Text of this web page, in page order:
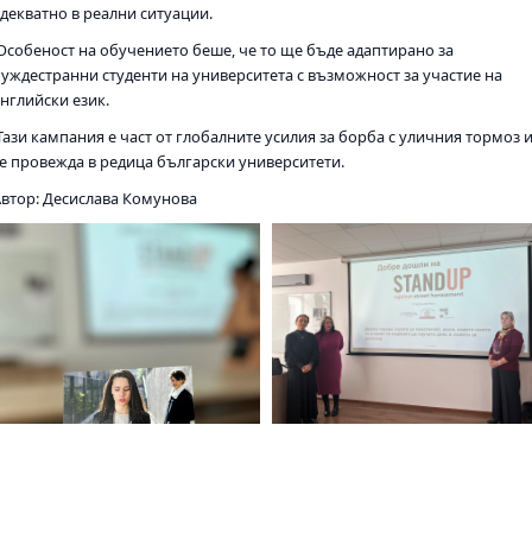
в реални ситуации.
на обучението беше, че то ще бъде адаптирано за
студенти на университета с възможност за участие на
език.
кампания е част от глобалните усилия за борба с уличния тормоз
провежда в редица български университети.
Десислава Комунова